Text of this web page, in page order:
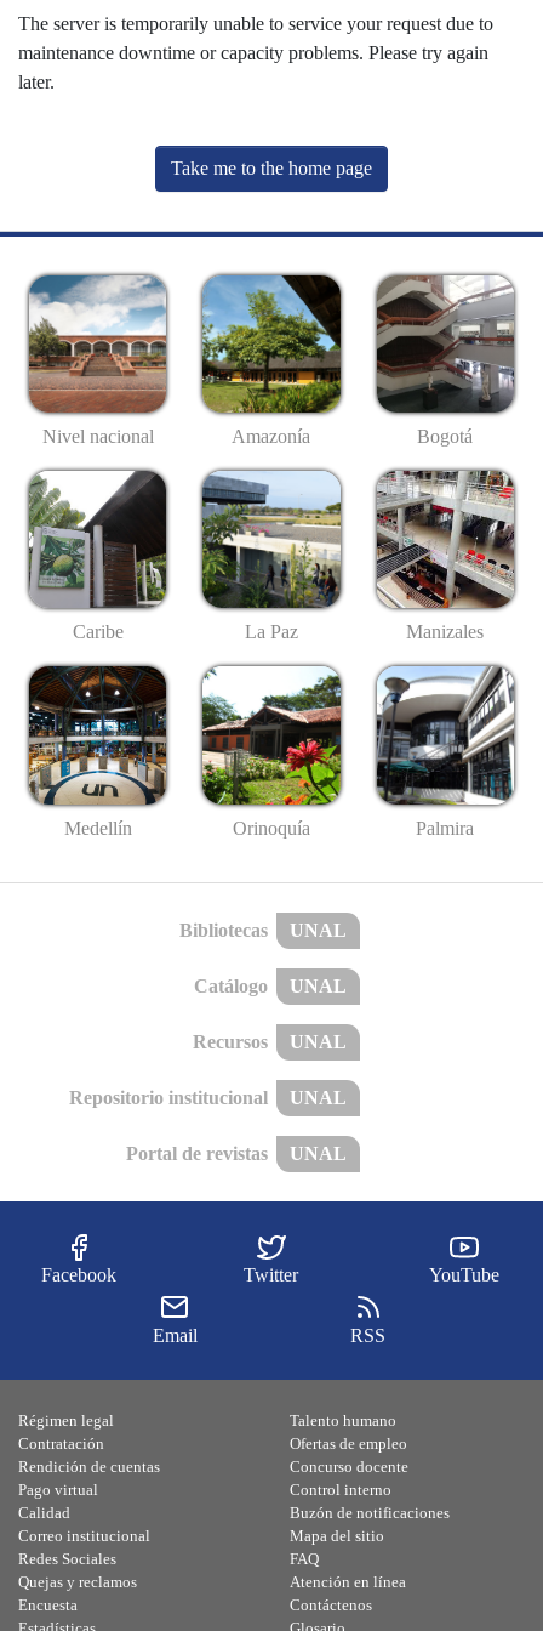
The server is temporarily unable to service your request due to
maintenance downtime or capacity problems. Please try again
later.
Take me to the home page
Nivel nacional Amazonía Bogotá
Caribe La Paz Manizales
Medellín Orinoquía Palmira
Bibliotecas UNAL
Catálogo UNAL
Recursos UNAL
Repositorio institucional UNAL
Portal de revistas UNAL
Facebook Twitter YouTube
Email RSS
Régimen legal
Contratación
Rendición de cuentas
Pago virtual
Calidad
Talento humano
Ofertas de empleo
Concurso docente
Control interno
Buzón de notificaciones
Correo institucional
Redes Sociales
Quejas y reclamos
Encuesta
Mapa del sitio
FAQ
Atención en línea
Contáctenos